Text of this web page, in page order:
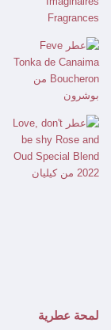
لمحة عطرية